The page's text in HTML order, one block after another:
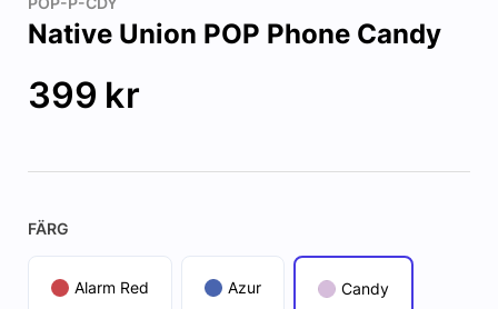
Native Union POP Phone Candy
399 kr
FÄRG
Alarm Red Azur Candy